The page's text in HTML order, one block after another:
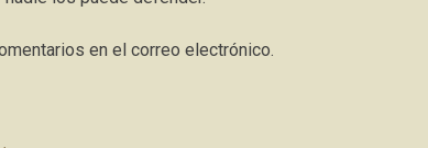
en el correo electrónico.